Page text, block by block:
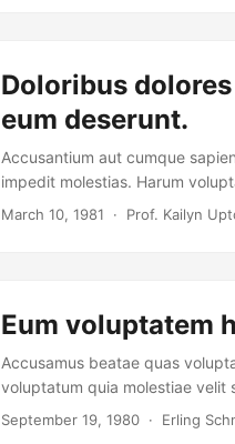
Doloribus
eum deserunt.
Accusantium aut cumque
impedit molestias. Harum
consequatur occaecati.
March 10, 1981 · Prof. Kailyn
Eum voluptatem
Accusamus beatae quas
voluptatum quia molestiae velit
September 19, 1980 · Erling